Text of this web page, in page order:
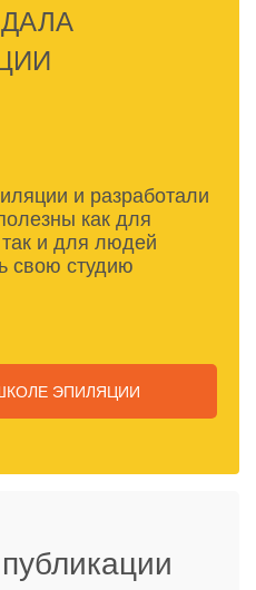
и разработали
как для
и для людей
свою студию
ЭПИЛЯЦИИ